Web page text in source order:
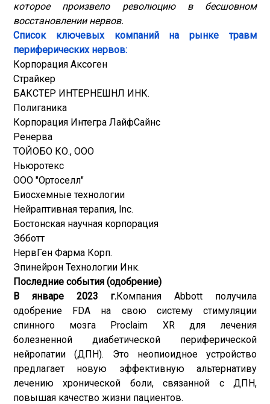
которое произвело революцию в бесшовном
восстановлении нервов.
Список ключевых компаний на рынке травм
периферических нервов:
Корпорация Аксоген
Страйкер
БАКСТЕР ИНТЕРНЕШНЛ ИНК.
Полиганика
Корпорация Интегра ЛайфСайнс
Ренерва
ТОЙОБО КО., ООО
Ньюротекс
ООО "Ортоселл"
Биосхемные технологии
Нейраптивная терапия, Inc.
Бостонская научная корпорация
Эбботт
НервГен Фарма Корп.
Эпинейрон Технологии Инк.
Последние события (одобрение)
В январе 2023 г.Компания Abbott получила
одобрение FDA на свою систему стимуляции
спинного мозга Proclaim XR для лечения
болезненной диабетической периферической
нейропатии (ДПН). Это неопиоидное устройство
предлагает новую эффективную альтернативу
лечению хронической боли, связанной с ДПН,
повышая качество жизни пациентов.